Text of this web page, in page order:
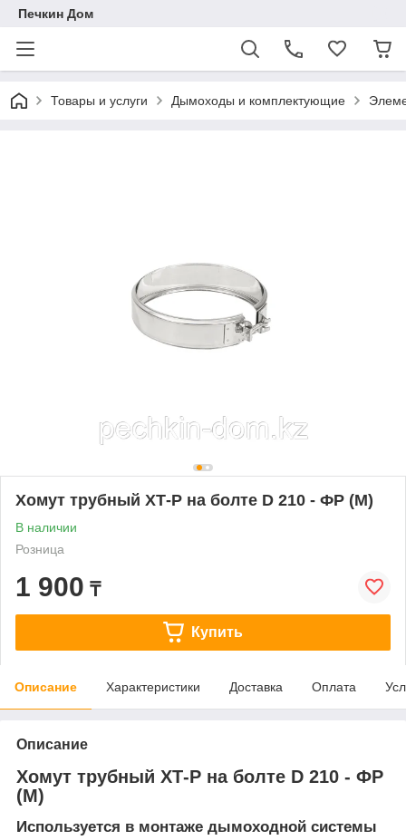
Печкин Дом
Товары и услуги Дымоходы и комплектующие
Хомут трубный ХТ-Р на болте D 210 - ФР (М)
В наличии
Розница
1 900 ₸
Купить
Описание Характеристики Доставка Оплата
Описание
Хомут трубный ХТ-Р на болте D 210 - ФР
(М)
Используется в монтаже дымоходной системы